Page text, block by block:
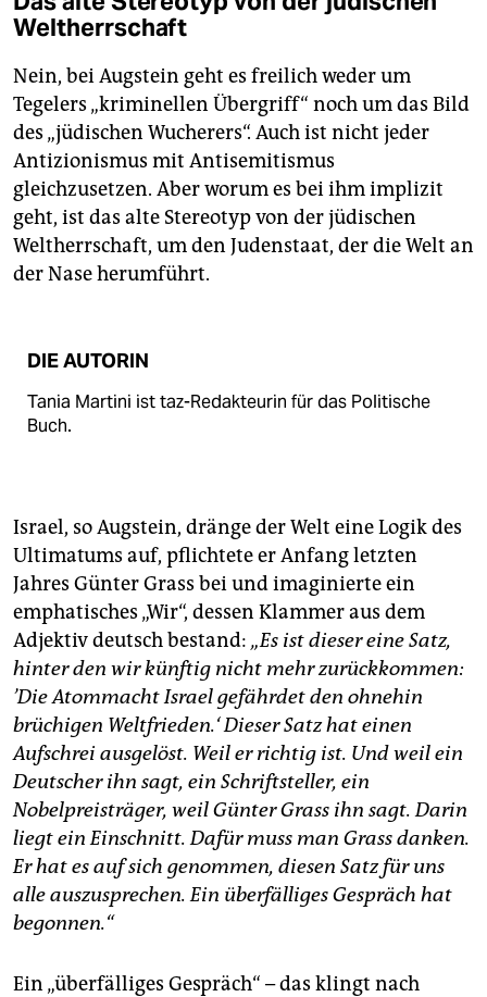
Weltherrschaft
Nein, bei Augstein geht es freilich weder um
Tegelers „kriminellen Übergriff“ noch um das Bild
des „jüdischen Wucherers“. Auch ist nicht jeder
Antizionismus mit Antisemitismus
gleichzusetzen. Aber worum es bei ihm implizit
geht, ist das alte Stereotyp von der jüdischen
Weltherrschaft, um den Judenstaat, der die Welt an
der Nase herumführt.
DIE AUTORIN
Tania Martini ist taz-Redakteurin für das Politische
Buch.
Israel, so Augstein, dränge der Welt eine Logik des
Ultimatums auf, pflichtete er Anfang letzten
Jahres Günter Grass bei und imaginierte ein
emphatisches „Wir“, dessen Klammer aus dem
Adjektiv deutsch bestand: „Es ist dieser eine Satz,
hinter den wir künftig nicht mehr zurückkommen:
’Die Atommacht Israel gefährdet den ohnehin
brüchigen Weltfrieden.‘ Dieser Satz hat einen
Aufschrei ausgelöst. Weil er richtig ist. Und weil ein
Deutscher ihn sagt, ein Schriftsteller, ein
Nobelpreisträger, weil Günter Grass ihn sagt. Darin
liegt ein Einschnitt. Dafür muss man Grass danken.
Er hat es auf sich genommen, diesen Satz für uns
alle auszusprechen. Ein überfälliges Gespräch hat
begonnen.“
Ein „überfälliges Gespräch“ – das klingt nach